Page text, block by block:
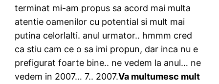
terminat mi-am propus sa acord mai multa
atentie oamenilor cu potential si mult mai
putina celorlalti. anul urmator.. hmmm cred
ca stiu cam ce o sa imi propun, dar inca nu e
prefigurat foarte bine.. ne vedem la anul… ne
vedem in 2007… 7.. 2007.Va multumesc mult